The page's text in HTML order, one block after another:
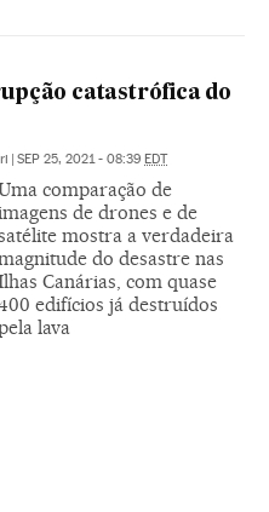
catastrófica do
| SEP 25, 2021 - 08:39 EDT
comparação de
de drones e de
mostra a verdadeira
do desastre nas
Canárias, com quase
edifícios já destruídos
lava